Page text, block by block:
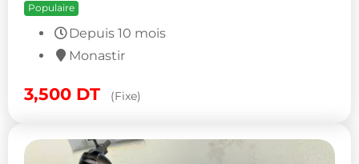
Populaire
Depuis 10 mois
Monastir
3,500 DT (Fixe)